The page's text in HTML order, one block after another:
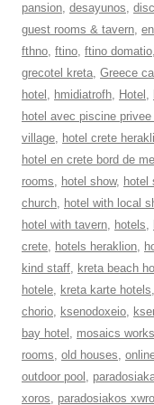
pansion, desayunos,
guest rooms & tavern,
fthno, ftino, ftino domatio,
grecotel kreta, Greece
hotel , hmidiatrofh, Hotel ,
hotel avec piscine
village, hotel crete
hotel en crete bord de
rooms, hotel show, hotel
church, hotel with local
hotel with tavern, hotels,
crete, hotels heraklion,
kind staff, kreta beach
hotele, kreta karte hotels,
chorio, ksenodoxeio,
bay hotel , mosaics
rooms, old houses,
outdoor pool ,
xoros, paradosiakos